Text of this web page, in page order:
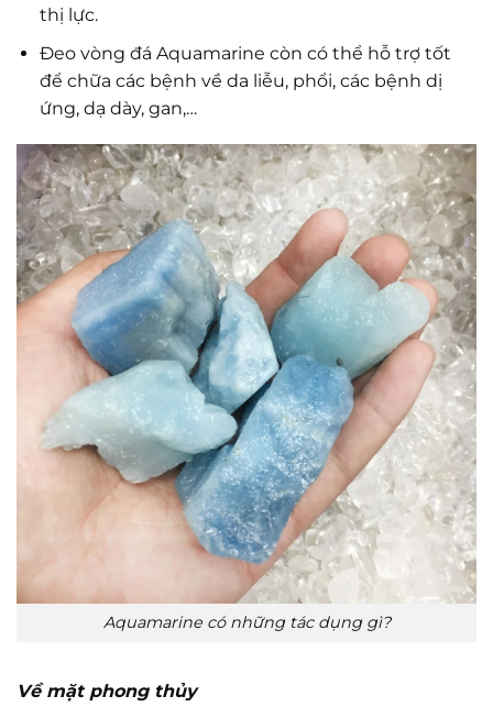
thị lực.
Đeo vòng đá Aquamarine còn có thể hỗ trợ tốt
để chữa các bệnh về da liễu, phổi, các bệnh dị
ứng, dạ dày, gan,…
Aquamarine có những tác dụng gì?
Về mặt phong thủy